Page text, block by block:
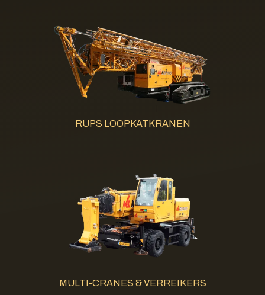
RUPS LOOPKATKRANEN
MULTI-CRANES & VERREIKERS